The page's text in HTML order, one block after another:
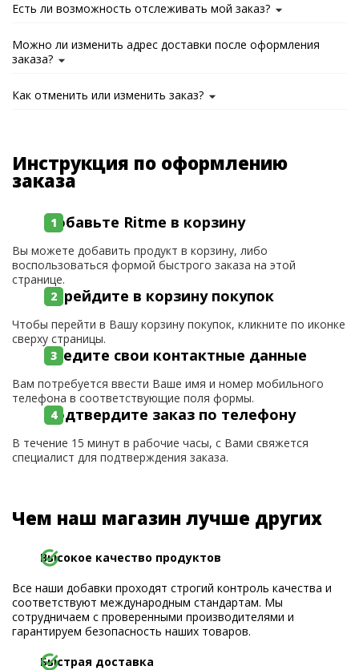
Есть ли возможность отслеживать мой заказ?
Можно ли изменить адрес доставки после оформления
заказа?
Как отменить или изменить заказ?
Инструкция по оформлению
заказа
Добавьте Ritme в корзину
Вы можете добавить продукт в корзину, либо
воспользоваться формой быстрого заказа на этой
странице.
Перейдите в корзину покупок
Чтобы перейти в Вашу корзину покупок, кликните по иконке
сверху страницы.
Введите свои контактные данные
Вам потребуется ввести Ваше имя и номер мобильного
телефона в соответствующие поля формы.
Подтвердите заказ по телефону
В течение 15 минут в рабочие часы, с Вами свяжется
специалист для подтверждения заказа.
Чем наш магазин лучше других
Высокое качество продуктов
Все наши добавки проходят строгий контроль качества и
соответствуют международным стандартам. Мы
сотрудничаем с проверенными производителями и
гарантируем безопасность наших товаров.
Быстрая доставка